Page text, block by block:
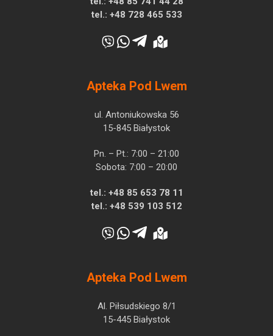
tel.: +48 728 465 533
Apteka Pod Lwem
ul. Antoniukowska 56
15-845 Białystok
Pn. – Pt.: 7:00 – 21:00
Sobota: 7:00 – 20:00
tel.: +48 85 653 78 11
tel.: +48 539 103 512
Apteka Pod Lwem
Al. Piłsudskiego 8/1
15-445 Białystok